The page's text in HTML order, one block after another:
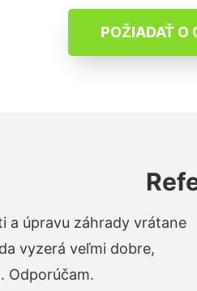
POŽIADAŤ O
a úpravu záhrady vrátane
vyzerá veľmi dobre,
Odporúčam.